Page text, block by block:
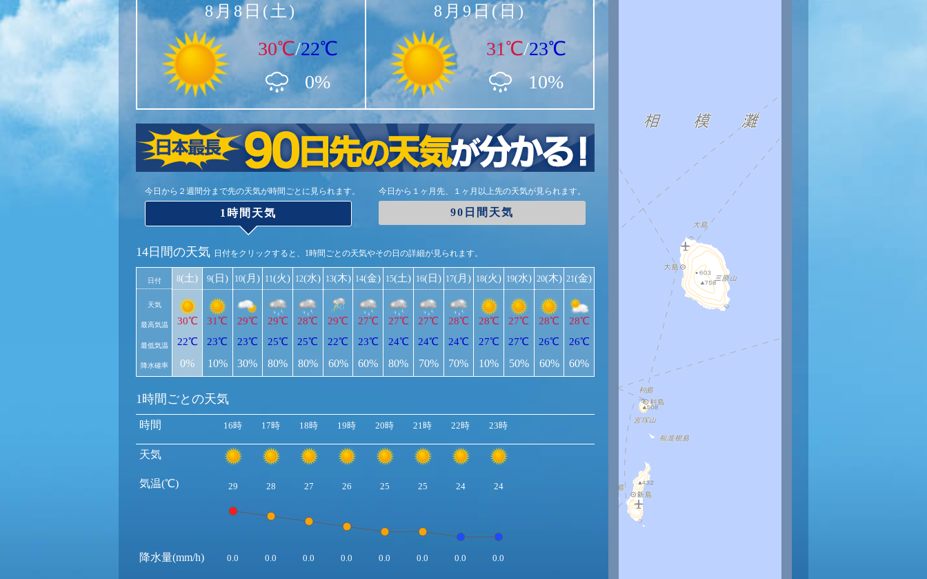
8月8日(土)
30℃/22℃
0%
8月9日(日)
31℃/23℃
10%
今日から２週間分まで先の天気が時間ごとに見られます。
1時間天気
今日から１ヶ月先、１ヶ月以上先の天気が見られます。
90日間天気
14日間の天気 日付をクリックすると、1時間ごとの天気やその日の詳細が見られます。
日付
天気
最高気温
最低気温
降水確率
8(土)
30℃
22℃
0%
9(日)
31℃
23℃
10%
10(月)
29℃
23℃
30%
11(火)
29℃
25℃
80%
12(水)
28℃
25℃
80%
13(木)
29℃
22℃
60%
14(金)
27℃
23℃
60%
15(土)
27℃
24℃
80%
16(日)
27℃
24℃
70%
17(月)
28℃
24℃
70%
18(火)
28℃
27℃
10%
19(水)
27℃
27℃
50%
20(木)
28℃
26℃
60%
21(金)
28℃
26℃
60%
1時間ごとの天気
時間
天気
気温(℃)
降水量(mm/h)
16時 17時 18時 19時 20時 21時 22時 23時
29 28 27 26 25 25 24 24
0.0 0.0 0.0 0.0 0.0 0.0 0.0 0.0